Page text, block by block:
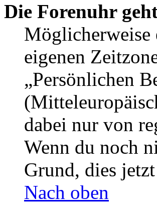
Die Forenuhr
Möglicherweise
eigenen
„Persönlichen
dabei nur von
Wenn du noch
Grund, dies
Nach oben